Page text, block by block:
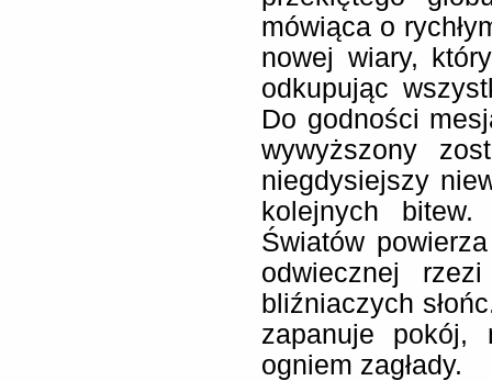
mówiąca o
nowej wiary,
odkupując
Do godności
wywyższony
niegdysiejszy
kolejnych
Światów
odwiecznej
bliźniaczych
zapanuje pokój,
ogniem zagłady.